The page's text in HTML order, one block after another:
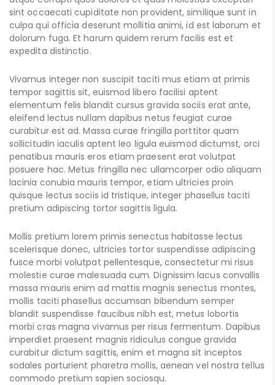
sint occaecati cupiditate non provident, similique sunt in
culpa qui officia deserunt mollitia animi, id est laborum et
dolorum fuga. Et harum quidem rerum facilis est et
expedita distinctio.
Vivamus integer non suscipit taciti mus etiam at primis
tempor sagittis sit, euismod libero facilisi aptent
elementum felis blandit cursus gravida sociis erat ante,
eleifend lectus nullam dapibus netus feugiat curae
curabitur est ad. Massa curae fringilla porttitor quam
sollicitudin iaculis aptent leo ligula euismod dictumst, orci
penatibus mauris eros etiam praesent erat volutpat
posuere hac. Metus fringilla nec ullamcorper odio aliquam
lacinia conubia mauris tempor, etiam ultricies proin
quisque lectus sociis id tristique, integer phasellus taciti
pretium adipiscing tortor sagittis ligula.
Mollis pretium lorem primis senectus habitasse lectus
scelerisque donec, ultricies tortor suspendisse adipiscing
fusce morbi volutpat pellentesque, consectetur mi risus
molestie curae malesuada cum. Dignissim lacus convallis
massa mauris enim ad mattis magnis senectus montes,
mollis taciti phasellus accumsan bibendum semper
blandit suspendisse faucibus nibh est, metus lobortis
morbi cras magna vivamus per risus fermentum. Dapibus
imperdiet praesent magnis ridiculus congue gravida
curabitur dictum sagittis, enim et magna sit inceptos
sodales parturient pharetra mollis, aenean vel nostra tellus
commodo pretium sapien sociosqu.